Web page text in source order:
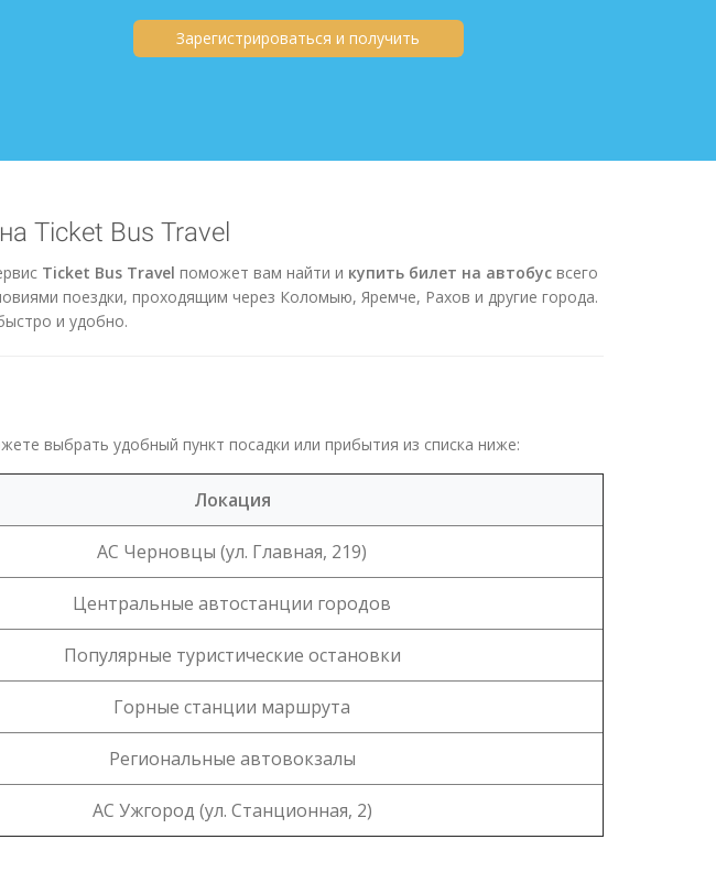
Зарегистрироваться и получить
Ticket Bus Travel
Ticket Bus Travel поможет вам найти и купить билет на автобус всего
поездки, проходящим через Коломыю, Яремче, Рахов и другие города.
и удобно.
выбрать удобный пункт посадки или прибытия из списка ниже:
Локация
АС Черновцы (ул. Главная, 219)
Центральные автостанции городов
Популярные туристические остановки
Горные станции маршрута
Региональные автовокзалы
АС Ужгород (ул. Станционная, 2)